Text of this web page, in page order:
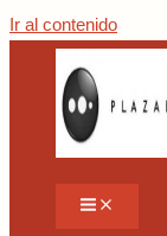
Ir al contenido